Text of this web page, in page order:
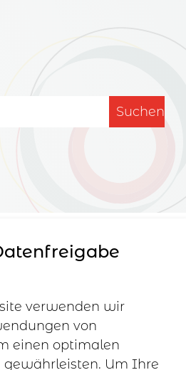
Häufige
Für Eltern
Datenschutz
Cookie
created
verwenden wir
von
einen optimalen
gewährleisten. Um Ihre